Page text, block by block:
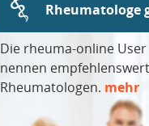
Rheumatologe
Die rheuma-online User
nennen
Rheumatologen. mehr